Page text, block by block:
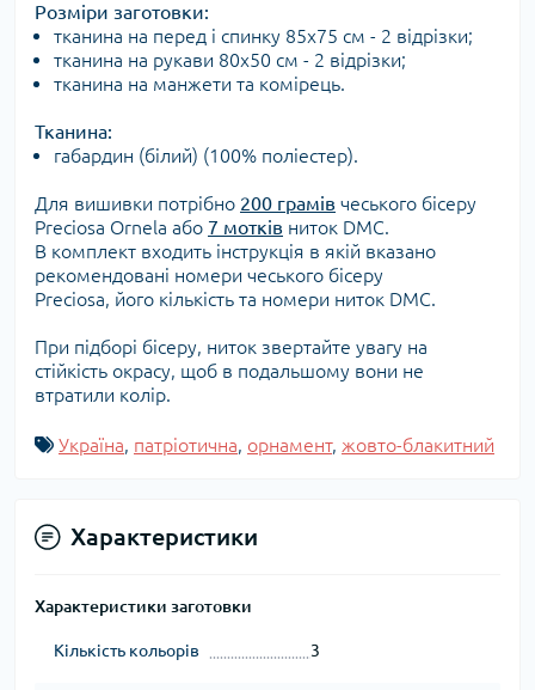
Розміри заготовки:
тканина на перед і спинку 85х75 см - 2 відрізки;
тканина на рукави 80х50 см - 2 відрізки;
тканина на манжети та комірець.
Тканина:
габардин (білий) (100% поліестер).
Для вишивки потрібно 200 грамів чеського бісеру
Preciosa Ornela або 7 мотків ниток DMC.
В комплект входить інструкція в якій вказано
рекомендовані номери чеського бісеру
Preciosa, його кількість та номери ниток DMC.
При підборі бісеру, ниток звертайте увагу на
стійкість окрасу, щоб в подальшому вони не
втратили колір.
Україна, патріотична, орнамент, жовто-блакитний
Характеристики
Характеристики заготовки
Кількість кольорів 3